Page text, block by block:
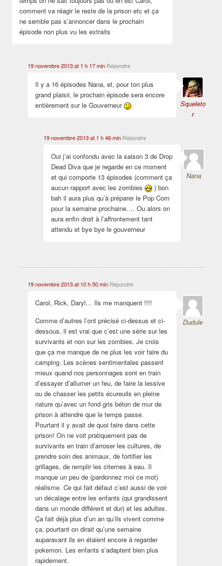
comment va réagir le reste de la prison etc et ça
ne semble pas s’annoncer dans le prochain
épisode non plus vu les extraits
Squeleto
r
19 novembre 2013 at 1 h 17 min Répondre
Il y a 16 épisodes Nana, et, pour ton plus
grand plaisir, le prochain épisode sera encore
entièrement sur le Gouverneur
Nana
19 novembre 2013 at 1 h 46 min Répondre
Oui j’ai confondu avec la saison 3 de Drop
Dead Diva que je regarde en ce moment
et qui comporte 13 épisodes (comment ça
aucun rapport avec les zombies
) bon
bah il aura plus qu’à préparer le Pop Corn
pour la semaine prochaine…. Ou alors on
aura enfin droit à l’affrontement tant
attendu et bye bye le gouverneur
Dudule
19 novembre 2013 at 10 h 50 min Répondre
Carol, Rick, Daryl… Ils me manquent !!!!
Comme d’autres l’ont précisé ci-dessus et ci-
dessous, il est vrai que c’est une série sur les
survivants et non sur les zombies. Je crois
que ça me manque de ne plus les voir faire du
camping. Les scènes sentimentales passent
mieux quand nos personnages sont en train
d’essayer d’allumer un feu, de faire la lessive
ou de chasser les petits écureuils en pleine
nature qu’avec un fond gris béton de mur de
prison à attendre que le temps passe.
Pourtant il y avait de quoi faire dans cette
prison! On ne voit pratiquement pas de
survivants en train d’arroser les cultures, de
prendre soin des animaux, de fortifier les
grillages, de remplir les citernes à eau. Il
manque un peu de (pardonnez moi ce mot)
réalisme. Ce qui fait défaut c’est aussi de voir
un décalage entre les enfants (qui grandissent
dans un monde différent et dur) et les adultes.
Ça fait déjà plus d’un an qu’ils vivent comme
ça, pourtant on dirait qu’une semaine
auparavant ils en étaient encore à regarder
pokemon. Les enfants s’adaptent bien plus
rapidement.